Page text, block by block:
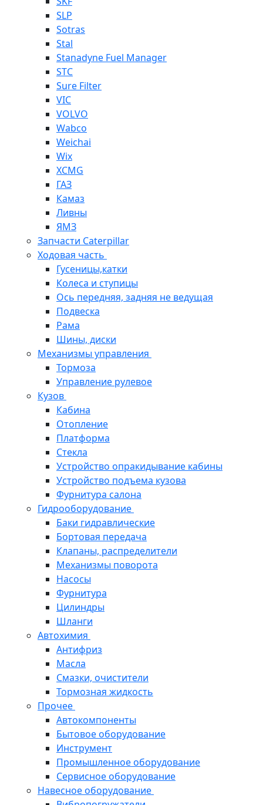
SLP
Sotras
Stal
Stanadyne Fuel Manager
STC
Sure Filter
VIC
VOLVO
Wabco
Weichai
Wix
XCMG
ГАЗ
Камаз
Ливны
ЯМЗ
Запчасти Caterpillar
Ходовая часть
Гусеницы,катки
Колеса и ступицы
Ось передняя, задняя не ведущая
Подвеска
Рама
Шины, диски
Механизмы управления
Тормоза
Управление рулевое
Кузов
Кабина
Отопление
Платформа
Стекла
Устройство опракидывание кабины
Устройство подъема кузова
Фурнитура салона
Гидрооборудование
Баки гидравлические
Бортовая передача
Клапаны, распределители
Механизмы поворота
Насосы
Фурнитура
Цилиндры
Шланги
Автохимия
Антифриз
Масла
Смазки, очистители
Тормозная жидкость
Прочее
Автокомпоненты
Бытовое оборудование
Инструмент
Промышленное оборудование
Сервисное оборудование
Навесное оборудование